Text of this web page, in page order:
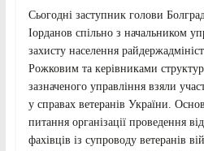
Сьогодні заступник голови
Іорданов спільно з начальником
захисту населення
Рожковим та керівниками
зазначеного управління взяли
у справах ветеранів України.
питання організації проведення
фахівців із супроводу ветеранів